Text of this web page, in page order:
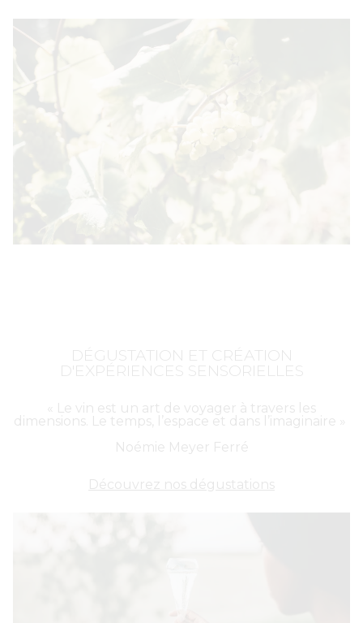
DÉGUSTATION ET CRÉATION
D'EXPÉRIENCES SENSORIELLES
« Le vin est un art de voyager à travers les
dimensions. Le temps, l’espace et dans l’imaginaire »
Noémie Meyer Ferré
Découvrez nos dégustations